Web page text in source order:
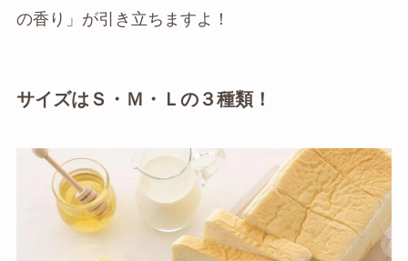
の香り」が引き立ちますよ！
サイズはＳ・Ｍ・Ｌの３種類！